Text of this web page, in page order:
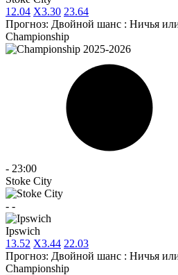
1 2.04 X3.30 23.64
Прогноз: Двойной шанс : Ничья
Championship
- 23:00
Stoke City
- -
Ipswich
13.52 X3.44 22.03
Прогноз: Двойной шанс : Ничья
Championship